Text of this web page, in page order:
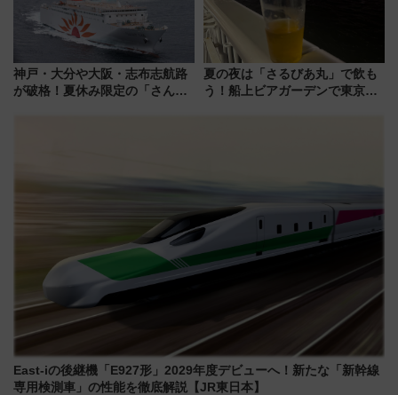
神戸・大分や大阪・志布志航路
が破格！夏休み限定の「さんふ
夏の夜は「さるびあ丸」で飲も
う！船上ビアガーデンで東京湾
East-iの後継機「E927形」2029年度デビューへ！新たな「新幹線
専用検測車」の性能を徹底解説【JR東日本】